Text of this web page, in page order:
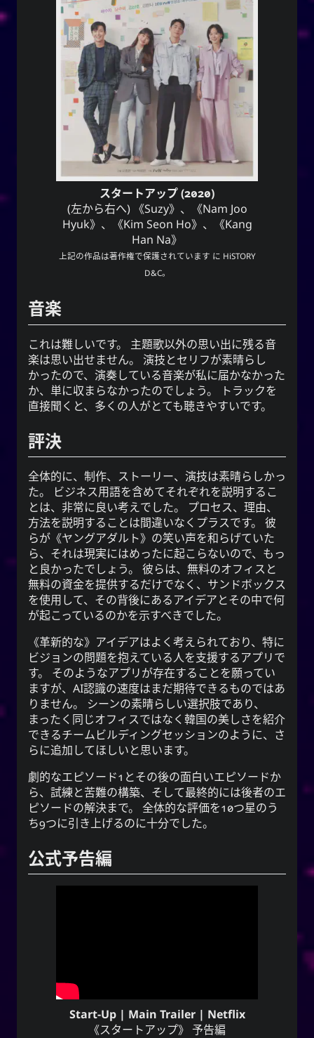
スタートアップ (2020)
(左から右へ) 《Suzy》、《Nam Joo
Hyuk》、《Kim Seon Ho》、《Kang
Han Na》
上記の作品は著作権で保護されています に HiSTORY
D&C。
音楽
これは難しいです。 主題歌以外の思い出に残る音
楽は思い出せません。 演技とセリフが素晴らし
かったので、演奏している音楽が私に届かなかった
か、単に収まらなかったのでしょう。 トラックを
直接聞くと、多くの人がとても聴きやすいです。
評決
全体的に、制作、ストーリー、演技は素晴らしかっ
た。 ビジネス用語を含めてそれぞれを説明するこ
とは、非常に良い考えでした。 プロセス、理由、
方法を説明することは間違いなくプラスです。 彼
らが《ヤングアダルト》の笑い声を和らげていた
ら、それは現実にはめったに起こらないので、もっ
と良かったでしょう。 彼らは、無料のオフィスと
無料の資金を提供するだけでなく、サンドボックス
を使用して、その背後にあるアイデアとその中で何
が起こっているのかを示すべきでした。
《革新的な》アイデアはよく考えられており、特に
ビジョンの問題を抱えている人を支援するアプリで
す。 そのようなアプリが存在することを願ってい
ますが、AI認識の速度はまだ期待できるものではあ
りません。 シーンの素晴らしい選択肢であり、
まったく同じオフィスではなく韓国の美しさを紹介
できるチームビルディングセッションのように、さ
らに追加してほしいと思います。
劇的なエピソード1とその後の面白いエピソードか
ら、試練と苦難の構築、そして最終的には後者のエ
ピソードの解決まで。 全体的な評価を10つ星のう
ち9つに引き上げるのに十分でした。
公式予告編
Start-Up | Main Trailer | Netflix
《スタートアップ》 予告編